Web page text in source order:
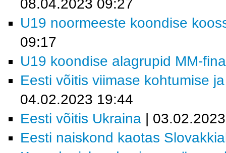
08.04.2023 09:27
U19 noormeeste koondise
09:17
U19 koondise alagrupid MM-
Eesti võitis viimase kohtumise
04.02.2023 19:44
Eesti võitis Ukraina |
Eesti naiskond kaotas